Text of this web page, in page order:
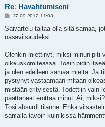
Re: Havahtumiseni
V
e
t
17.09.2012 11:03
Saivartelu taitaa olla sitä samaa,
näsäviisaudeksi.
Olenkin miettinyt, miksi minun piti
oikeuskomiteassa. Tosin pidin
ja olen edelleen samaa mieltä. Ja
pystynyt vastaamaan mitään
mistään erityisestä. Todettiin vain
päättäneet erottaa minut. Ai,
Tosi absurdi tilanne. Ehkä
samalla tavoin kuin kissa